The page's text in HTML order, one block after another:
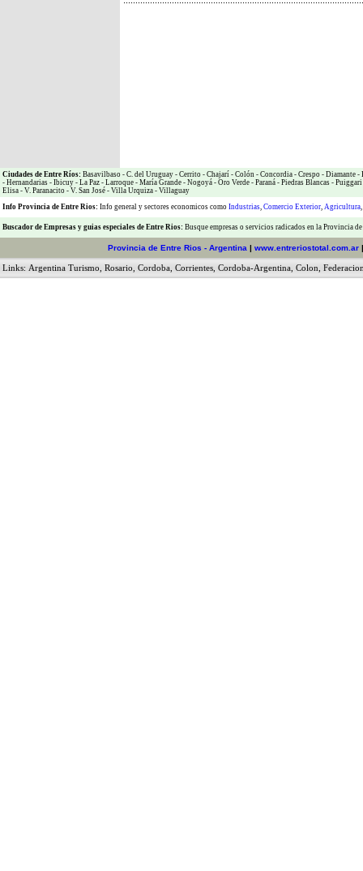
Ciudades de Entre Ríos: Basavilbaso - C. del Uruguay - Cerrito - Chajarí - Colón - Concordia - Crespo - Diamante -
- Hernandarias - Ibicuy - La Paz - Larroque - María Grande - Nogoyá - Oro Verde - Paraná - Piedras Blancas - Puiggari
Elisa - V. Paranacito - V. San José - Villa Urquiza - Villaguay
Info Provincia de Entre Rios: Info general y sectores economicos como Industrias, Comercio Exterior, Agricultura,
Buscador de Empresas y guias especiales de Entre Rios: Busque empresas o servicios radicados en la Provincia
Provincia de Entre Rios - Argentina | www.entreriostotal.com.ar
Links: Argentina Turismo Rosario Cordoba Corrientes Cordoba-Argentina Colon